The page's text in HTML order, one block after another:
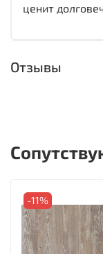
ценит
Отзывы
-11%